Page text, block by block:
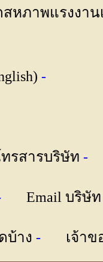
หภาพแรงงา
-
ทรสารบริษัท
Email บริษั
บ้าง - เจ้า